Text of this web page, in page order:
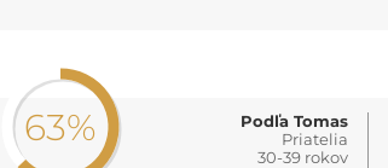
63%
Podľa Tomas
Priatelia
30-39 rokov